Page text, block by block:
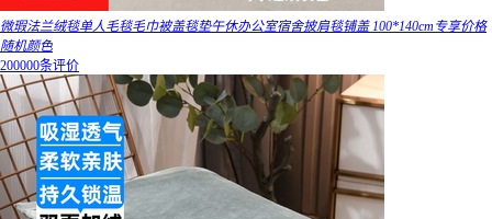
微瑕法兰绒毯单人毛毯毛巾被盖毯垫午休办公室宿舍披肩毯铺盖 100*140cm专享价格
随机颜色
200000条评价